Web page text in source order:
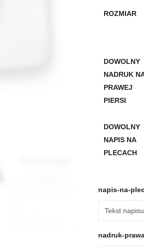
ROZMIAR
DOWOLNY
NADRUK
PRAWEJ
PIERSI
DOWOLNY
NAPIS NA
PLECACH
napis-na-
nadruk-